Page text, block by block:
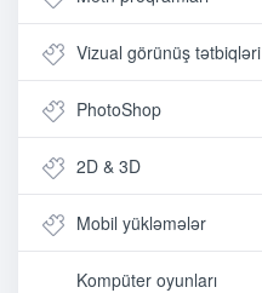
Vizual görünüş tətbiqləri
PhotoShop
2D & 3D
Mobil yükləmələr
Kompüter oyunları